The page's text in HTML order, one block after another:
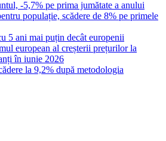
-5,7% pe prima jumătate a anului
populație, scădere de 8% pe primele
5 ani mai puțin decât europenii
european al creșterii prețurilor la
în iunie 2026
la 9,2% după metodologia